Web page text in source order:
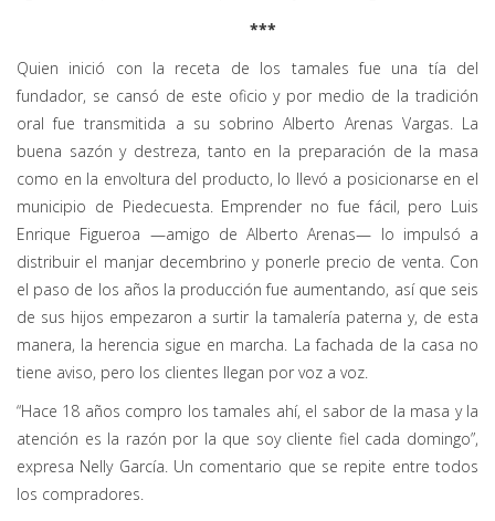
***
Quien inició con la receta de los tamales fue una tía del
fundador, se cansó de este oficio y por medio de la tradición
oral fue transmitida a su sobrino Alberto Arenas Vargas. La
buena sazón y destreza, tanto en la preparación de la masa
como en la envoltura del producto, lo llevó a posicionarse en el
municipio de Piedecuesta. Emprender no fue fácil, pero Luis
Enrique Figueroa —amigo de Alberto Arenas— lo impulsó a
distribuir el manjar decembrino y ponerle precio de venta. Con
el paso de los años la producción fue aumentando, así que seis
de sus hijos empezaron a surtir la tamalería paterna y, de esta
manera, la herencia sigue en marcha. La fachada de la casa no
tiene aviso, pero los clientes llegan por voz a voz.
“Hace 18 años compro los tamales ahí, el sabor de la masa y la
atención es la razón por la que soy cliente fiel cada domingo”,
expresa Nelly García. Un comentario que se repite entre todos
los compradores.